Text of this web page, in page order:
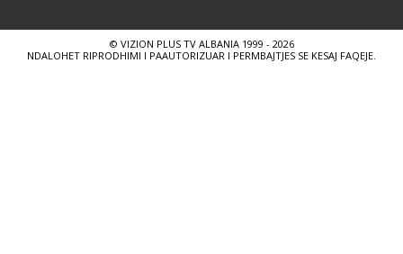
© VIZION PLUS TV ALBANIA 1999 - 2026
NDALOHET RIPRODHIMI I PAAUTORIZUAR I PERMBAJTJES SE KESAJ FAQEJE.